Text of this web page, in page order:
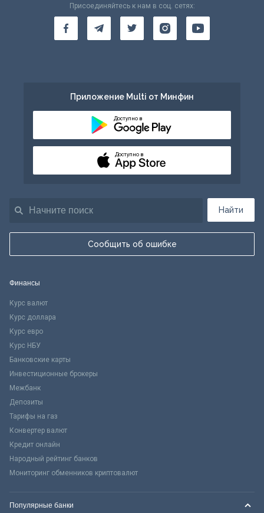
Найти
Сообщить об ошибке
Присоединяйтесь к нам в соц. сетях:
Приложение Multi от Минфин
Доступно в
Доступно в
Финансы
Курс валют
Курс доллара
Курс евро
Курс НБУ
Банковские карты
Инвестиционные брокеры
Межбанк
Депозиты
Тарифы на газ
Конвертер валют
Кредит онлайн
Народный рейтинг банков
Мониторинг обменников криптовалют
Популярные банки